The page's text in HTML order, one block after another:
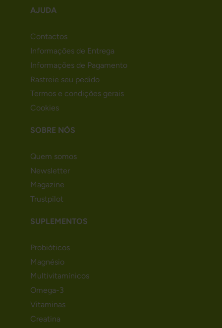
AJUDA
Contactos
Informações de Entrega
Informações de Pagamento
Rastreie seu pedido
Termos e condições gerais
Cookies
SOBRE NÓS
Quem somos
Newsletter
Magazine
Trustpilot
SUPLEMENTOS
Probióticos
Magnésio
Multivitamínicos
Omega-3
Vitaminas
Creatina